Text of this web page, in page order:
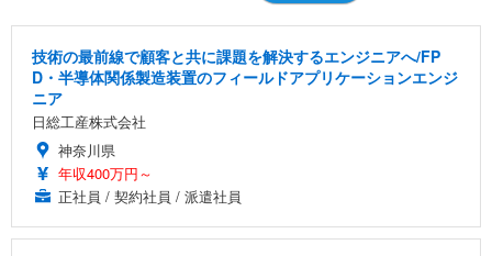
技術の最前線で顧客と共に課題を解決するエンジニアへ/FP
D・半導体関係製造装置のフィールドアプリケーションエンジ
ニア
日総工産株式会社
神奈川県
年収400万円～
正社員 / 契約社員 / 派遣社員